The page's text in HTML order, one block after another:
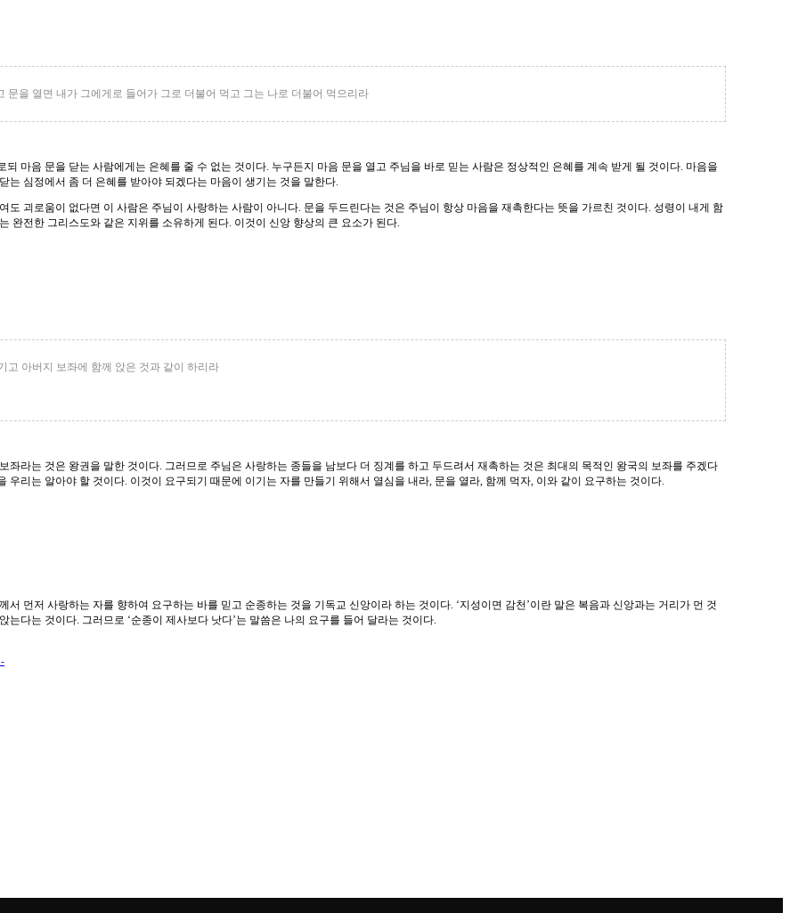
을 열면 내가 그에게로 들어가 그로 더불어 먹고 그는 나로 더불어 먹으리라
마음 문을 닫는 사람에게는 은혜를 줄 수 없는 것이다. 누구든지 마음 문을 열고 주님을 바로 믿는 사람은 정상적인 은혜를 계속 받게 될 것이다. 마음을
심정에서 좀 더 은혜를 받아야 되겠다는 마음이 생기는 것을 말한다.
괴로움이 없다면 이 사람은 주님이 사랑하는 사람이 아니다. 문을 두드린다는 것은 주님이 항상 마음을 재촉한다는 뜻을 가르친 것이다. 성령이 내게 함
완전한 그리스도와 같은 지위를 소유하게 된다. 이것이 신앙 향상의 큰 요소가 된다.
고 아버지 보좌에 함께 앉은 것과 같이 하리라
좌라는 것은 왕권을 말한 것이다. 그러므로 주님은 사랑하는 종들을 남보다 더 징계를 하고 두드려서 재촉하는 것은 최대의 목적인 왕국의 보좌를 주겠다
리는 알아야 할 것이다. 이것이 요구되기 때문에 이기는 자를 만들기 위해서 열심을 내라, 문을 열라, 함께 먹자, 이와 같이 요구하는 것이다.
먼저 사랑하는 자를 향하여 요구하는 바를 믿고 순종하는 것을 기독교 신앙이라 하는 것이다. ‘지성이면 감천’이란 말은 복음과 신앙과는 거리가 먼 것
다는 것이다. 그러므로 ‘순종이 제사보다 낫다’는 말씀은 나의 요구를 들어 달라는 것이다.
-